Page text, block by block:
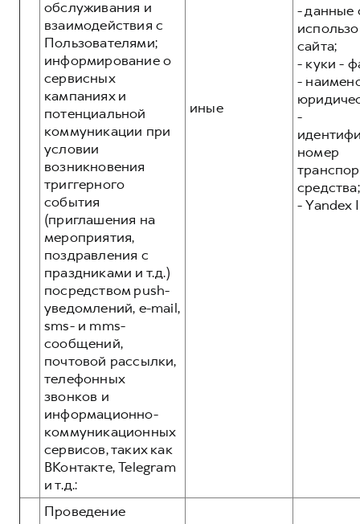
обслуживания и
взаимодействия с
Пользователями;
информирование о
сервисных
кампаниях и
потенциальной
коммуникации при
условии
возникновения
триггерного
события
(приглашения на
мероприятия,
поздравления с
праздниками и т.д.)
посредством push-
уведомлений, e-mail,
sms- и mms-
сообщений,
почтовой рассылки,
телефонных
звонков и
информационно-
коммуникационных
сервисов, таких как
ВКонтакте, Telegram
и т.д.:
иные
- данные
сайта;
- куки -
-
-
номер
средства;
- Yandex
Проведение